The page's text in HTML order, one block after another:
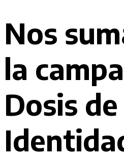
Nos
la
Dosis de